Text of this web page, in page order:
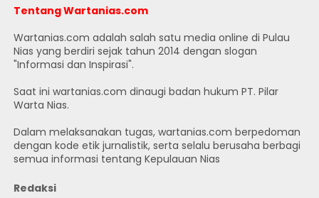
Tentang Wartanias.com
Wartanias.com adalah salah satu media online di Pulau
Nias yang berdiri sejak tahun 2014 dengan slogan
"Informasi dan Inspirasi".
Saat ini wartanias.com dinaugi badan hukum PT. Pilar
Warta Nias.
Dalam melaksanakan tugas, wartanias.com berpedoman
dengan kode etik jurnalistik, serta selalu berusaha berbagi
semua informasi tentang Kepulauan Nias
Redaksi